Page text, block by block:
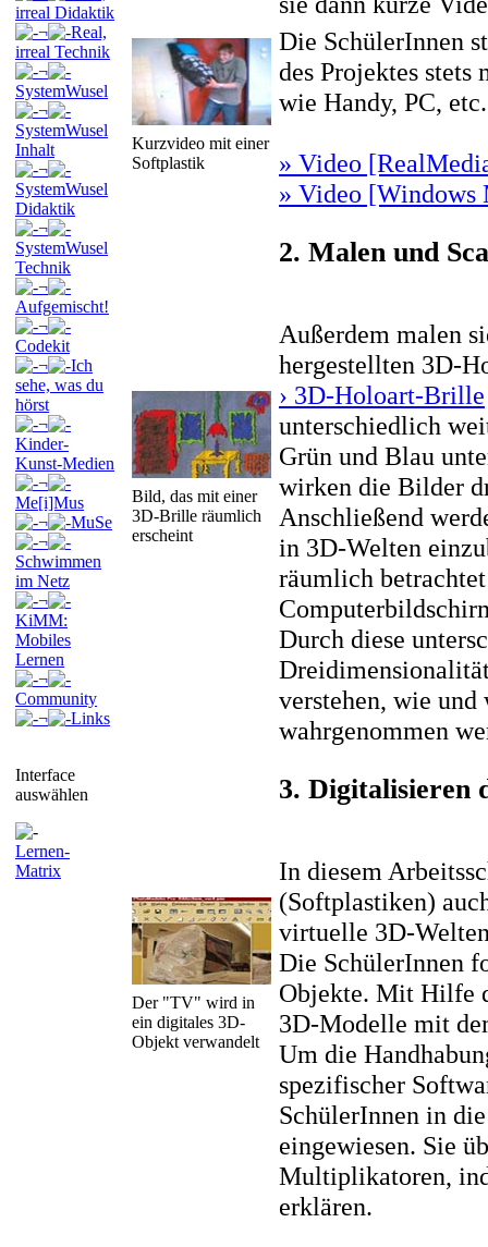
irreal Didaktik
¬
Real,
irreal Technik
¬
SystemWusel
¬
SystemWusel
Inhalt
¬
SystemWusel
Didaktik
¬
SystemWusel
Technik
¬
Aufgemischt!
¬
Codekit
¬
Ich
sehe, was du
hörst
¬
Kinder-
Kunst-Medien
¬
Me[i]Mus
¬
MuSe
¬
Schwimmen
im Netz
¬
KiMM:
Mobiles
Lernen
¬
Community
¬
Links
Interface
auswählen
Lernen-
Matrix
Kurzvideo mit einer
Softplastik
Die SchülerInnen
des Projektes stets
wie Handy, PC, etc.
» Video
» Video [Windows
Bild, das mit einer
3D-Brille räumlich
erscheint
2. Malen und
Außerdem malen
hergestellten 3D-
› 3D-Holoart-Brille
unterschiedlich
Grün und Blau
wirken die Bilder
Anschließend
in 3D-Welten
räumlich
Durch diese
verstehen, wie
wahrgenommen
Der "TV" wird in
ein digitales 3D-
Objekt verwandelt
3. Digitalisieren
In diesem
(Softplastiken)
virtuelle 3D-
Die SchülerInnen
Objekte. Mit Hilfe
3D-Modelle mit
Um die
spezifischer
SchülerInnen in
eingewiesen. Sie
Multiplikatoren,
erklären.